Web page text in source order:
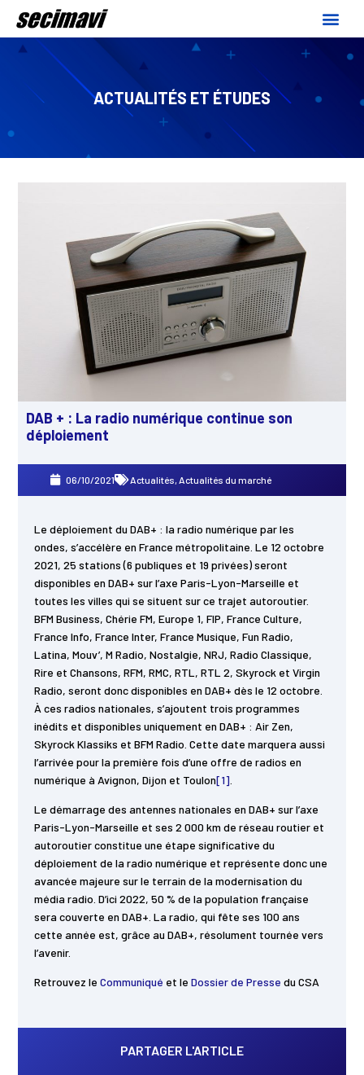
ACTUALITÉS ET ÉTUDES
DAB + : La radio numérique continue son
déploiement
06/10/2021 Actualités Actualités du marché
Le déploiement du DAB+ : la radio numérique par les
ondes, s’accélère en France métropolitaine. Le 12 octobre
2021, 25 stations (6 publiques et 19 privées) seront
disponibles en DAB+ sur l’axe Paris-Lyon-Marseille et
toutes les villes qui se situent sur ce trajet autoroutier.
BFM Business, Chérie FM, Europe 1, FIP, France Culture,
France Info, France Inter, France Musique, Fun Radio,
Latina, Mouv’, M Radio, Nostalgie, NRJ, Radio Classique,
Rire et Chansons, RFM, RMC, RTL, RTL 2, Skyrock et Virgin
Radio, seront donc disponibles en DAB+ dès le 12 octobre.
À ces radios nationales, s’ajoutent trois programmes
inédits et disponibles uniquement en DAB+ : Air Zen,
Skyrock Klassiks et BFM Radio. Cette date marquera aussi
l’arrivée pour la première fois d’une offre de radios en
numérique à Avignon, Dijon et Toulon[1]
Le démarrage des antennes nationales en DAB+ sur l’axe
Paris-Lyon-Marseille et ses 2 000 km de réseau routier et
autoroutier constitue une étape significative du
déploiement de la radio numérique et représente donc une
avancée majeure sur le terrain de la modernisation du
média radio. D’ici 2022, 50 % de la population française
sera couverte en DAB+. La radio, qui fête ses 100 ans
cette année est, grâce au DAB+, résolument tournée vers
l’avenir.
Retrouvez leCommuniqué et leDossier de Presse du CSA
PARTAGER L'ARTICLE